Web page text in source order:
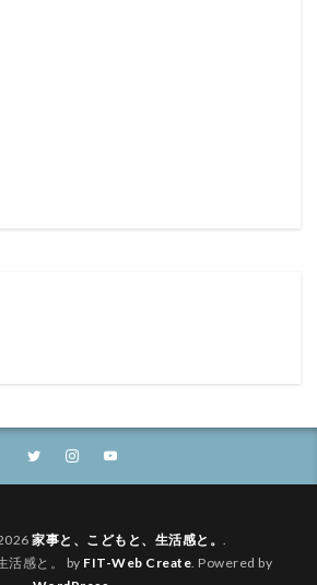
家事と、こどもと、生活感と。 .
活感と。 by FIT-Web Create. Powered by